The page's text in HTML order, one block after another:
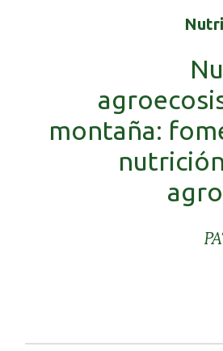
montaña: